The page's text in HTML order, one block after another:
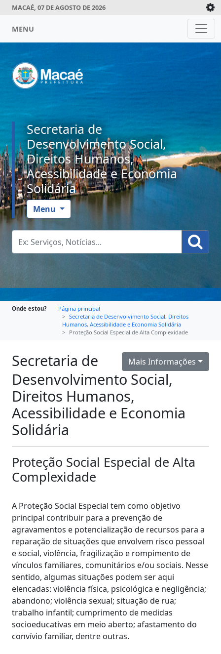
MACAÉ, 07 DE AGOSTO DE 2026
MENU
Secretaria de
Desenvolvimento Social,
Direitos Humanos,
Acessibilidade e Economia
Solidária
Menu
Onde estou?
Página principal
Secretaria de Desenvolvimento Social, Direitos
Humanos, Acessibilidade e Economia Solidária
Proteção Social Especial de Alta Complexidade
Mais Informações
Secretaria de
Desenvolvimento Social,
Direitos Humanos,
Acessibilidade e Economia
Solidária
Proteção Social Especial de Alta
Complexidade
A Proteção Social Especial tem como objetivo
principal contribuir para a prevenção de
agravamentos e potencialização de recursos para a
reparação de situações que envolvem risco pessoal
e social, violência, fragilização e rompimento de
vínculos familiares, comunitários e/ou sociais. Nesse
sentido, algumas situações podem ser aqui
elencadas: violência física, psicológica e negligência;
abandono; violência sexual; situação de rua;
trabalho infantil; cumprimento de medidas
socioeducativas em meio aberto; afastamento do
convívio familiar, dentre outras.